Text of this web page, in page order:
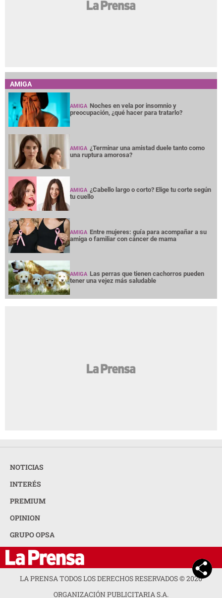
AMIGA
AMIGA Noches en vela por insomnio y
preocupación, ¿qué hacer para tratarlo?
AMIGA ¿Terminar una amistad duele tanto como
una ruptura amorosa?
AMIGA ¿Cabello largo o corto? Elige tu corte según
tu cuello
AMIGA Entre mujeres: guía para acompañar a su
amiga o familiar con cáncer de mama
AMIGA Las perras que tienen cachorros pueden
tener una vejez más saludable
NOTICIAS
INTERÉS
PREMIUM
OPINION
GRUPO OPSA
LA PRENSA TODOS LOS DERECHOS RESERVADOS ©2026
ORGANIZACIÓN PUBLICITARIA S.A.